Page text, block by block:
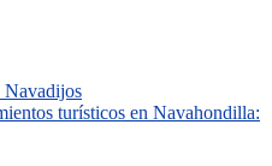
turísticos en Navahondilla: